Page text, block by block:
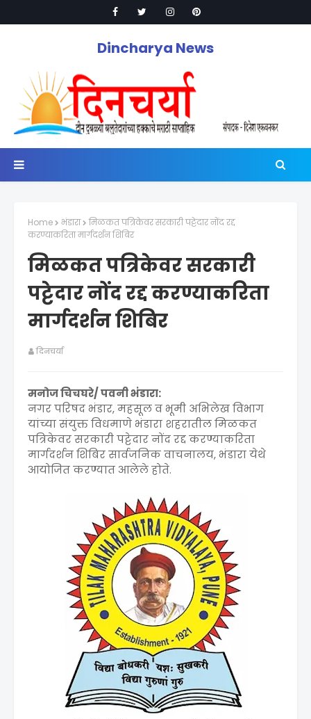
Dincharya News
Home भंडारा
मिळकत पत्रिकेवर सरकारी पट्टेदार नोंद रद्द
करण्याकरिता मार्गदर्शन शिबिर
मिळकत पत्रिकेवर सरकारी
पट्टेदार नोंद रद्द करण्याकरिता
मार्गदर्शन शिबिर
दिनचर्या
मनोज चिचघरे/ पवनी भंडारा:
नगर परिषद भंडार, महसूल व भूमी अभिलेख विभाग
यांच्या संयुक्त विधमाणे भंडारा शहरातील मिळकत
पत्रिकेवर सरकारी पट्टेदार नोंद रद्द करण्याकरिता
मार्गदर्शन शिबिर सार्वजनिक वाचनालय, भंडारा येथे
आयोजित करण्यात आलेले होते.